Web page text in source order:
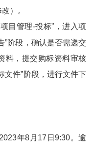
）。
目管理-投标”，进入项
”阶段，确认是否需递交
料，提交购标资料审核
文件”阶段，进行文件下
年8月17日9:30。逾